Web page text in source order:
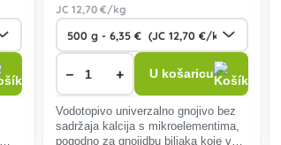
JC 12,70 €/kg
− + U košaricu
Vodotopivo univerzalno gnojivo bez
sadržaja kalcija s mikroelementima,
pogodno za gnojidbu biljaka koje vole